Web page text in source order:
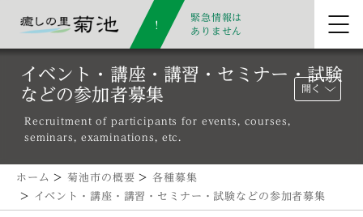
緊急情報は
ありません
イベント・講座・講習・セミナー・試験
などの参加者募集
Recruitment of participants for events, courses,
seminars, examinations, etc.
開く
ホーム > 菊池市の概要 > 各種募集
>
イベント・講座・講習・セミナー・試験などの参加者募集